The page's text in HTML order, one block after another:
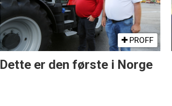
PROFF
Dette er den første i Norge